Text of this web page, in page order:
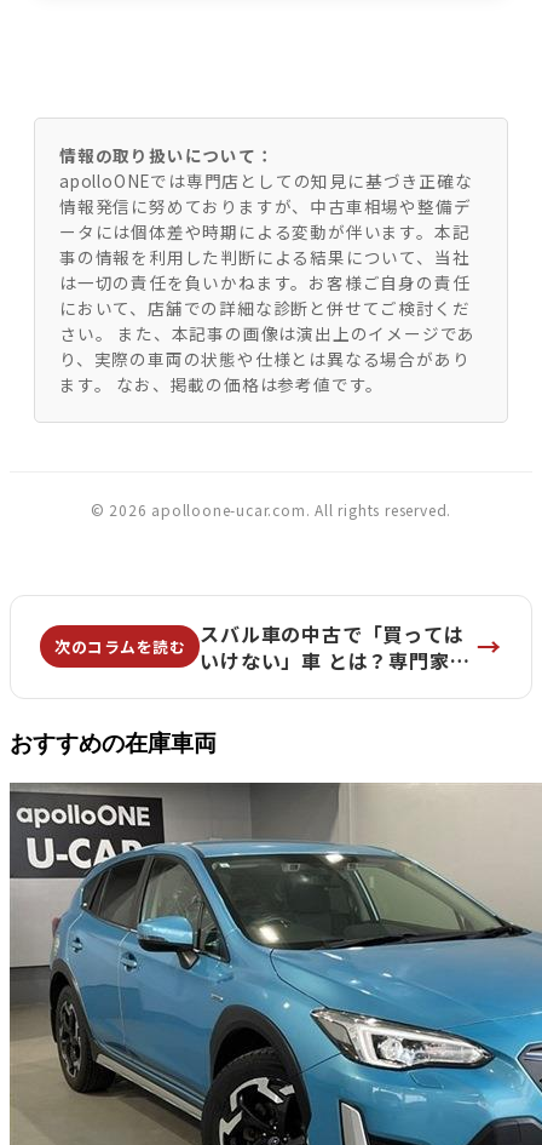
情報の取り扱いについて：
apolloONEでは専門店としての知見に基づき正確な
情報発信に努めておりますが、中古車相場や整備デ
ータには個体差や時期による変動が伴います。本記
事の情報を利用した判断による結果について、当社
は一切の責任を負いかねます。お客様ご自身の責任
において、店舗での詳細な診断と併せてご検討くだ
さい。 また、本記事の画像は演出上のイメージであ
り、実際の車両の状態や仕様とは異なる場合があり
ます。 なお、掲載の価格は参考値です。
© 2026 apolloone-ucar.com. All rights reserved.
次のコラムを読む
スバル車の中古で「買っては
いけない」車 とは？専門家が
店
→
おすすめの在庫車両